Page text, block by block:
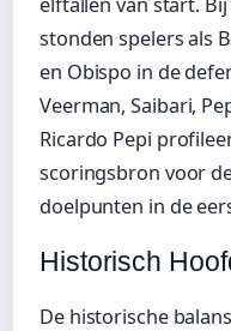
stonden spelers als
en Obispo in de
Veerman, Saibari,
Ricardo Pepi
scoringsbron voor
doelpunten in de
Historisch
De historische